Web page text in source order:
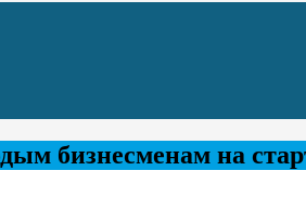
бизнесменам на